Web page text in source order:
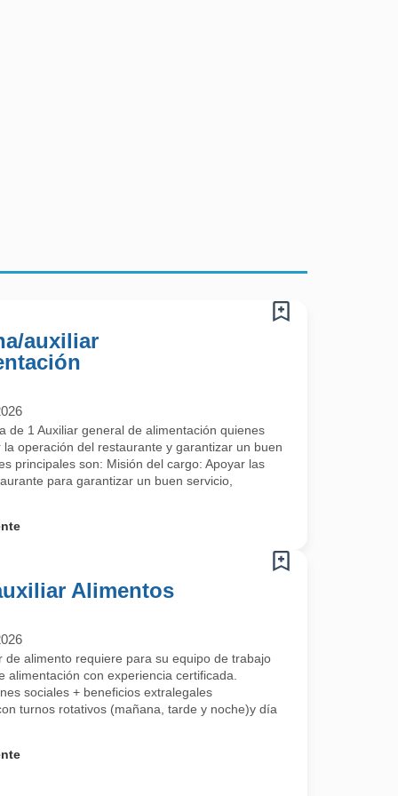
cliente.
auxiliar
de 1 Auxiliar general de alimentación quienes
operación del restaurante y garantizar un buen
principales son: Misión del cargo: Apoyar las
para garantizar un buen servicio,
ejecutar labores de limpieza en las áreas asignadas de
y dosificación.
Alimentos
de alimento requiere para su equipo de trabajo
alimentación con experiencia certificada.
sociales + beneficios extralegales
turnos rotativos (mañana, tarde y noche)y día